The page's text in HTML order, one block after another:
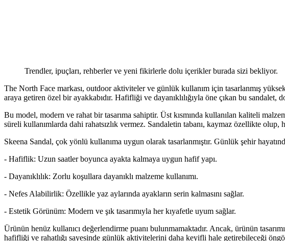
Trendler, ipuçları, rehberler ve yeni fikirlerle dolu içerikler burada sizi bekliyor.
The North Face markası, outdoor aktiviteler ve günlük kullanım için tasarlanmış
araya getiren özel bir ayakkabıdır. Hafifliği ve dayanıklılığıyla öne çıkan bu
Bu model, modern ve rahat bir tasarıma sahiptir. Üst kısmında kullanılan kaliteli
süreli kullanımlarda dahi rahatsızlık vermez. Sandaletin tabanı, kaymaz özellikte
Skeena Sandal, çok yönlü kullanıma uygun olarak tasarlanmıştır. Günlük şehir
- Hafiflik: Uzun saatler boyunca ayakta kalmaya uygun hafif yapı.
- Dayanıklılık: Zorlu koşullara dayanıklı malzeme kullanımı.
- Nefes Alabilirlik: Özellikle yaz aylarında ayakların serin kalmasını sağlar.
- Estetik Görünüm: Modern ve şık tasarımıyla her kıyafetle uyum sağlar.
Ürünün henüz kullanıcı değerlendirme puanı bulunmamaktadır. Ancak, ürünün
hafifliği ve rahatlığı sayesinde günlük aktivitelerini daha keyifli hale getirebileceği